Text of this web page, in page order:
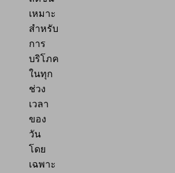
เหมาะ
สำหรับ
การ
บริโภค
ในทุก
ช่วง
เวลา
ของ
วัน
โดย
เฉพาะ